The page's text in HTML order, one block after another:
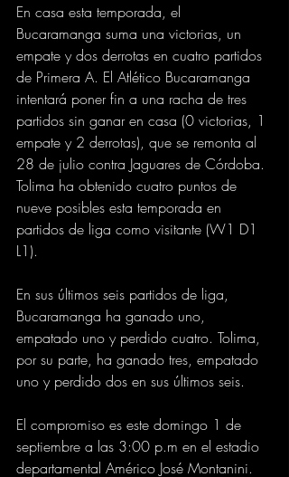
En casa esta temporada, el
Bucaramanga suma una victorias, un
empate y dos derrotas en cuatro partidos
de Primera A. El Atlético Bucaramanga
intentará poner fin a una racha de tres
partidos sin ganar en casa (0 victorias, 1
empate y 2 derrotas), que se remonta al
28 de julio contra Jaguares de Córdoba.
Tolima ha obtenido cuatro puntos de
nueve posibles esta temporada en
partidos de liga como visitante (W1 D1
L1).
En sus últimos seis partidos de liga,
Bucaramanga ha ganado uno,
empatado uno y perdido cuatro. Tolima,
por su parte, ha ganado tres, empatado
uno y perdido dos en sus últimos seis.
El compromiso es este domingo 1 de
septiembre a las 3:00 p.m en el estadio
departamental Américo José Montanini.